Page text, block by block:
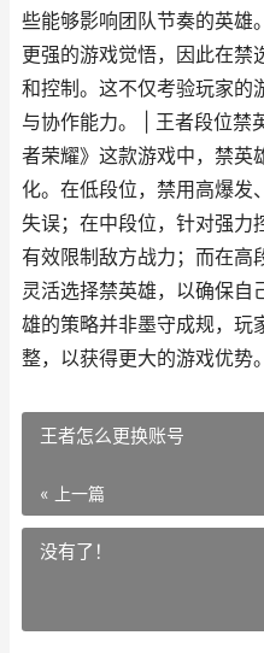
些能够影响团队节奏的英雄
更强的游戏觉悟，因此在禁
和控制。这不仅考验玩家的
与协作能力。 | 王者段位禁
者荣耀》这款游戏中，禁英
化。在低段位，禁用高爆发
失误；在中段位，针对强力
有效限制敌方战力；而在高
灵活选择禁英雄，以确保自
雄的策略并非墨守成规，玩
整，以获得更大的游戏优势。
王者怎么更换账号
« 上一篇
没有了！